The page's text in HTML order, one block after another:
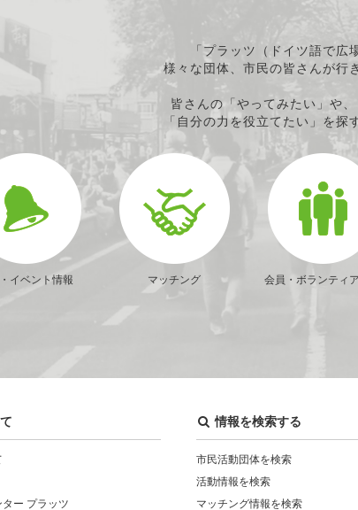
「プラッツ（ドイツ語で広
様々な団体、市民の皆さんが行
皆さんの「やってみたい」や、
「自分の力を役立てたい」を探
イベント情報 マッチング 会員・ボランティ
ー プラッツ
情報を検索する
市民活動団体を検索
活動情報を検索
マッチング情報を検索